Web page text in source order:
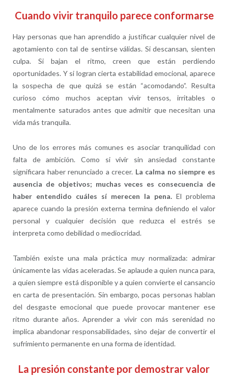
Cuando vivir tranquilo parece conformarse
Hay personas que han aprendido a justificar cualquier nivel de
agotamiento con tal de sentirse válidas. Si descansan, sienten
culpa. Si bajan el ritmo, creen que están perdiendo
oportunidades. Y si logran cierta estabilidad emocional, aparece
la sospecha de que quizá se están “acomodando”. Resulta
curioso cómo muchos aceptan vivir tensos, irritables o
mentalmente saturados antes que admitir que necesitan una
vida más tranquila.
Uno de los errores más comunes es asociar tranquilidad con
falta de ambición. Como si vivir sin ansiedad constante
significara haber renunciado a crecer. La calma no siempre es
ausencia de objetivos; muchas veces es consecuencia de
haber entendido cuáles sí merecen la pena. El problema
aparece cuando la presión externa termina definiendo el valor
personal y cualquier decisión que reduzca el estrés se
interpreta como debilidad o mediocridad.
También existe una mala práctica muy normalizada: admirar
únicamente las vidas aceleradas. Se aplaude a quien nunca para,
a quien siempre está disponible y a quien convierte el cansancio
en carta de presentación. Sin embargo, pocas personas hablan
del desgaste emocional que puede provocar mantener ese
ritmo durante años. Aprender a vivir con más serenidad no
implica abandonar responsabilidades, sino dejar de convertir el
sufrimiento permanente en una forma de identidad.
La presión constante por demostrar valor